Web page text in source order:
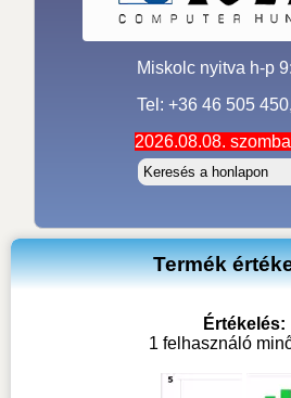
Miskolc nyitva h-p
Tel: +36 46 505
2026.08.08.
Termék
Értékelés:
1 felhasználó